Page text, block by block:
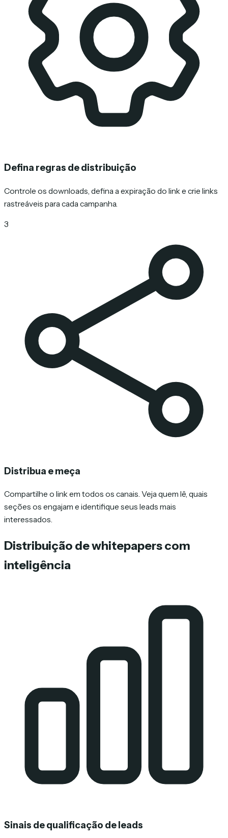
Defina regras de distribuição
Controle os downloads, defina a expiração do link e crie links
rastreáveis para cada campanha.
3
Distribua e meça
Compartilhe o link em todos os canais. Veja quem lê, quais
seções os engajam e identifique seus leads mais
interessados.
Distribuição de whitepapers com
inteligência
Sinais de qualificação de leads